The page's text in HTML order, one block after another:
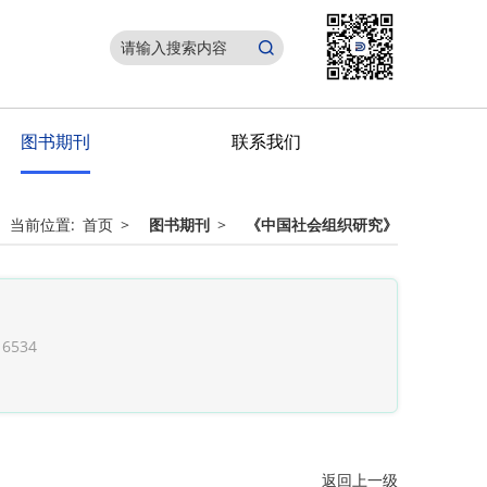
图书期刊 联系我们
当前位置: 首页 > 图书期刊 > 《中国社会组织研究》
返回上一级